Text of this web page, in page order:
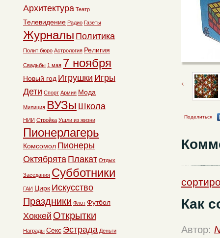
Поделиться
Как
Автор:
Архитектура Театр
Телевидение Радио Газеты
Журналы Политика
Полит бюро Астрология Религия
Свадьбы 1 мая 7 ноября
Новый год Игрушки Игры
Дети Спорт Армия Мода
Милиция ВУЗы Школа
НИИ Стройка Ушли из жизни
Пионерлагерь
Комсомол Пионеры
Октябрята Плакат Отдых
Заседания Субботники
ГАИ Цирк Искусство
Праздники Флот Футбол
Хоккей Открытки
Награды Секс Эстрада Деньги